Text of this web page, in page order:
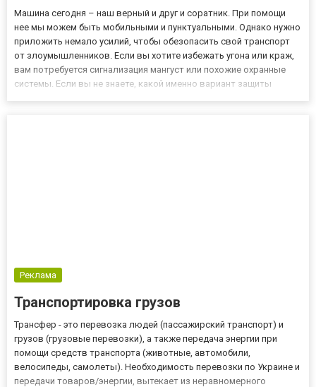
Машина сегодня – наш верный и друг и соратник. При помощи
нее мы можем быть мобильными и пунктуальными. Однако нужно
приложить немало усилий, чтобы обезопасить свой транспорт
от злоумышленников. Если вы хотите избежать угона или краж,
вам потребуется сигнализация мангуст или похожие охранные
системы. Если вы не знаете, какой именно вариант защиты
Реклама
Транспортировка грузов
Трансфер - это перевозка людей (пассажирский транспорт) и
грузов (грузовые перевозки), а также передача энергии при
помощи средств транспорта (животные, автомобили,
велосипеды, самолеты). Необходимость перевозки по Украине и
передачи товаров/энергии, вытекает из неравномерного